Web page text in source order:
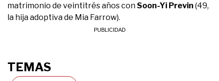
matrimonio de veintitrés años conSoon-Yi Previn (49,
la hija adoptiva de Mia Farrow).
TEMAS